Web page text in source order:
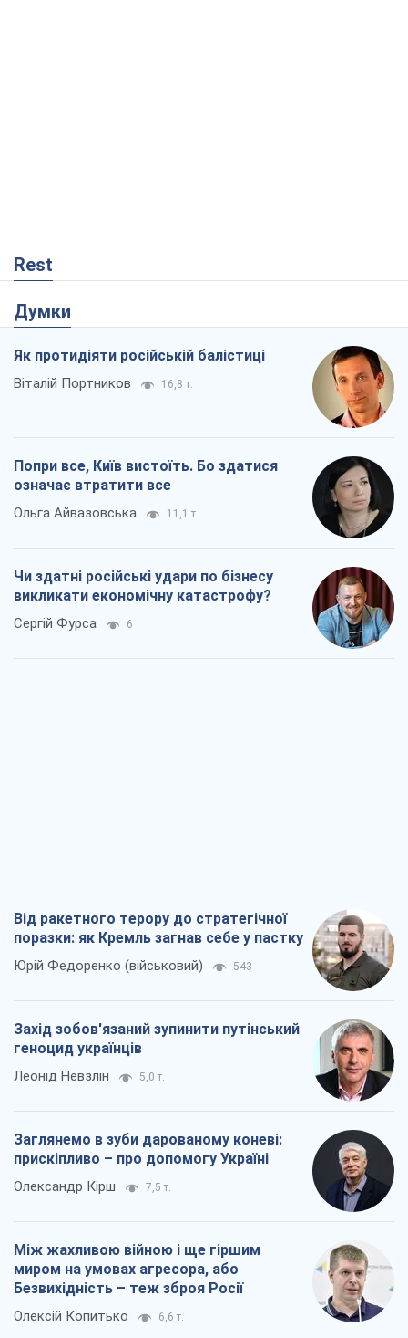
Rest
Думки
Як протидіяти російській балістиці
Віталій Портников 16,8 т.
Попри все, Київ вистоїть. Бо здатися
означає втратити все
Ольга Айвазовська 11,1 т.
Чи здатні російські удари по бізнесу
викликати економічну катастрофу?
Сергій Фурса 6
Від ракетного терору до стратегічної
поразки: як Кремль загнав себе у пастку
Юрій Федоренко (військовий) 543
Захід зобов'язаний зупинити путінський
геноцид українців
Леонід Невзлін 5,0 т.
Заглянемо в зуби дарованому коневі:
прискіпливо – про допомогу Україні
Олександр Кірш 7,5 т.
Між жахливою війною і ще гіршим
миром на умовах агресора, або
Безвихідність – теж зброя Росії
Олексій Копитько 6,6 т.